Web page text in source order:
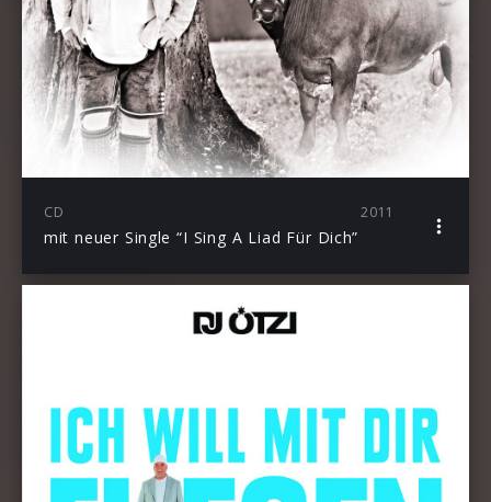
CD 2011
mit neuer Single “I Sing A Liad Für Dich”